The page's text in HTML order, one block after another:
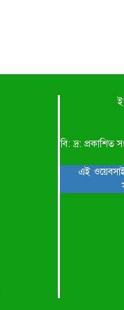
বি: দ্র:
এই